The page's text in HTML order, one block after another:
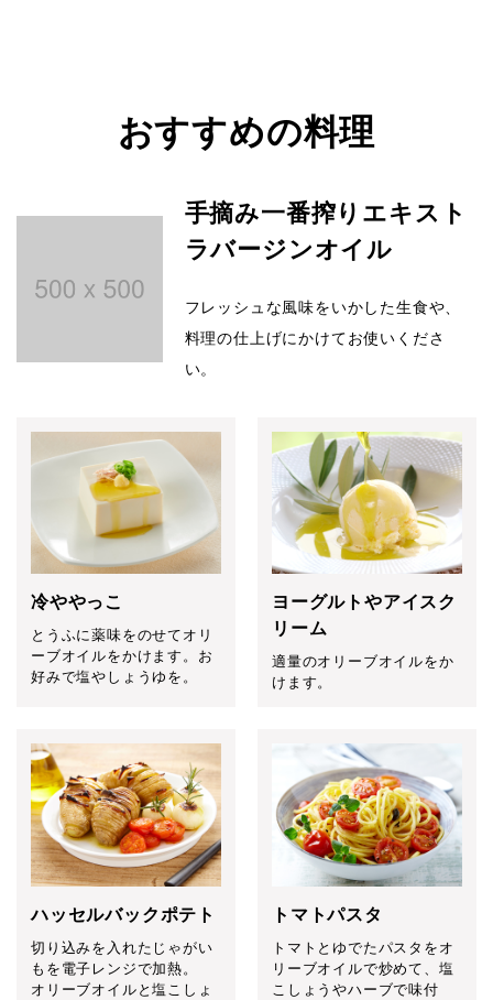
おすすめの料理
手摘み一番搾りエキスト
ラバージンオイル
フレッシュな風味をいかした生食や、
料理の仕上げにかけてお使いくださ
い。
冷ややっこ
とうふに薬味をのせてオリ
ーブオイルをかけます。お
好みで塩やしょうゆを。
ヨーグルトやアイスク
リーム
適量のオリーブオイルをか
けます。
ハッセルバックポテト
切り込みを入れたじゃがい
もを電子レンジで加熱。
オリーブオイルと塩こしょ
トマトパスタ
トマトとゆでたパスタをオ
リーブオイルで炒めて、塩
こしょうやハーブで味付